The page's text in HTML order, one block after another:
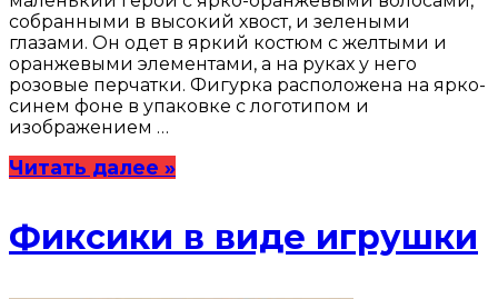
собранными в высокий хвост, и зелеными
глазами. Он одет в яркий костюм с желтыми и
оранжевыми элементами, а на руках у него
розовые перчатки. Фигурка расположена на ярко-
синем фоне в упаковке с логотипом и
изображением …
Читать далее »
Фиксики в виде игрушки